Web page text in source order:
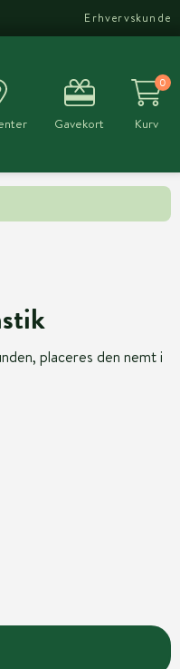
Erhvervskunde
Gavekort
0
Kurv
placeres den nemt i